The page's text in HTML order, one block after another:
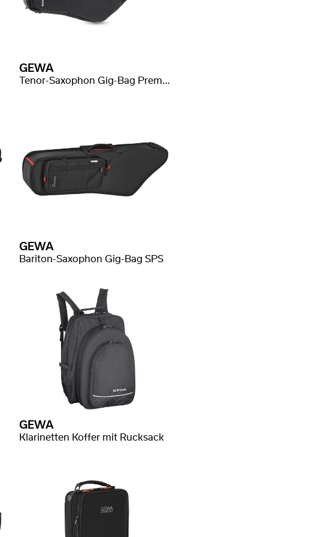
GEWA
Tenor-Saxophon Gig-Bag Premium
GEWA
Bariton-Saxophon Gig-Bag SPS
GEWA
Klarinetten Koffer mit Rucksack